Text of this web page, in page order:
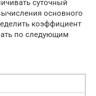
суточный
основного
коэффициент
по следующим